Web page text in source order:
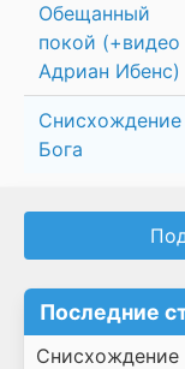
Обещанный
покой
Адриан Ибенс)
Снисхождение
Бога
Последние
Снисхождение